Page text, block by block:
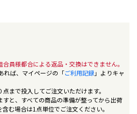
員様都合による返品・交換はできません。
れば、マイページの「ご利用記録」よりキャ
まで投入してご注文いただけます。
と、すべての商品の準備が整ってから出荷
む場合は1点単位でご注文ください。